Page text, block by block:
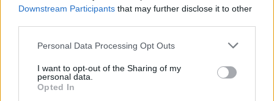
Downstream Participants that may further disclose it to other
Please note that this website/app uses one or more Google
not limited to your visit or usage behaviour. You may click to
grant or deny consent to Google and its third-party tags to
use your data for below specified purposes in below Google
Personal Data Processing Opt Outs
I want to opt-out of the Sharing of my
personal data.
Opted In
a természet gyógyító erejével. Boszorkánynak
és ismerték a betegségek gyökereit.
Jelenlegi életedben: A modern Gyógyítók továbbra is
nagy tekintélyre törekednek, ami távol tarthatja őket a